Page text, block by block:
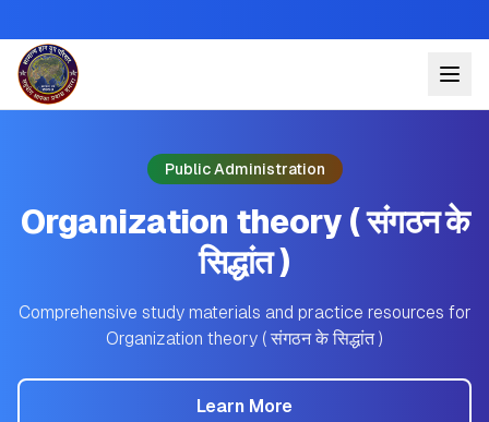
Public Administration
Organization theory ( संगठन के
सिद्धांत )
Comprehensive study materials and practice resources for
Organization theory ( संगठन के सिद्धांत )
Learn More